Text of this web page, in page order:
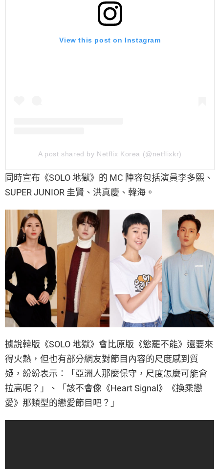
View this post on Instagram
A post shared by Netflix Korea (@netflixkr)
同時宣布《SOLO 地獄》的 MC 陣容包括演員李多熙、
SUPER JUNIOR 圭賢、洪真慶、韓海。
據說韓版《SOLO 地獄》會比原版《慾罷不能》還要來
得火熱，但也有部分網友對節目內容的尺度感到質
疑，紛紛表示：「亞洲人那麼保守，尺度怎麼可能會
拉高呢？」、「該不會像《Heart Signal》《換乘戀
愛》那類型的戀愛節目吧？」